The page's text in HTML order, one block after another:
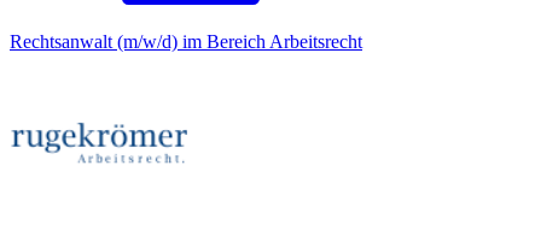
Rechtsanwalt (m/w/d) im Bereich Arbeitsrecht